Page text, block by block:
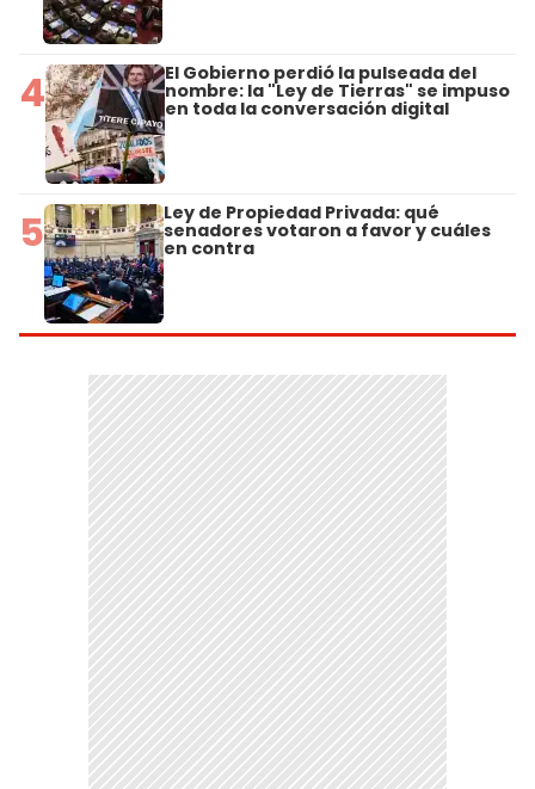
4 El Gobierno perdió la pulseada del
nombre: la "Ley de Tierras" se impuso
en toda la conversación digital
5 Ley de Propiedad Privada: qué
senadores votaron a favor y cuáles
en contra